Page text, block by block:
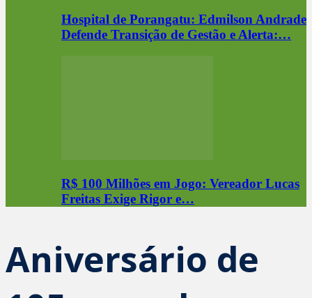
Hospital de Porangatu: Edmilson Andrade
Defende Transição de Gestão e Alerta:…
R$ 100 Milhões em Jogo: Vereador Lucas
Freitas Exige Rigor e…
Aniversário de